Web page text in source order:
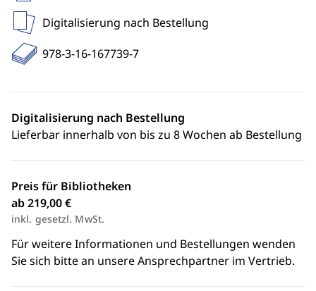
Digitalisierung nach Bestellung
978-3-16-167739-7
Digitalisierung nach Bestellung
Lieferbar innerhalb von bis zu 8 Wochen ab Bestellung
Preis für Bibliotheken
ab 219,00 €
inkl. gesetzl. MwSt.
Für weitere Informationen und Bestellungen wenden
Sie sich bitte an unsere Ansprechpartner im Vertrieb.